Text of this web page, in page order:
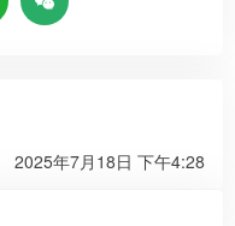
2025年7月18日 下午4:28